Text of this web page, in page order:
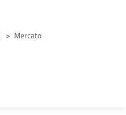
> Mercato